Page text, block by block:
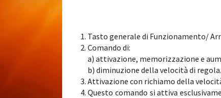
Tasto generale di Funzionamento/
Comando di:
a) attivazione, memorizzazione e
b) diminuzione della velocità di
Attivazione con richiamo della
Questo comando si attiva